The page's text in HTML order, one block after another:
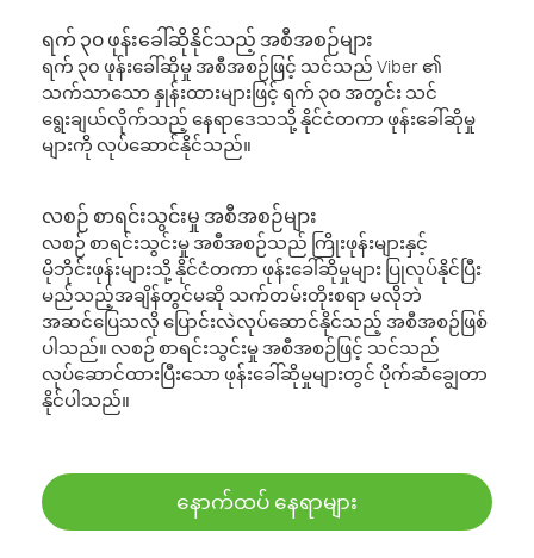
ရက် ၃၀ ဖုန်းခေါ်ဆိုနိုင်သည့် အစီအစဉ်များ
ရက် ၃၀ ဖုန်းခေါ်ဆိုမှု အစီအစဉ်ဖြင့် သင်သည် Viber ၏
သက်သာသော နှုန်းထားများဖြင့် ရက် ၃၀ အတွင်း သင်
ရွေးချယ်လိုက်သည့် နေရာဒေသသို့ နိုင်ငံတကာ ဖုန်းခေါ်ဆိုမှု
များကို လုပ်ဆောင်နိုင်သည်။
လစဉ် စာရင်းသွင်းမှု အစီအစဉ်များ
လစဉ် စာရင်းသွင်းမှု အစီအစဉ်သည် ကြိုးဖုန်းများနှင့်
မိုဘိုင်းဖုန်းများသို့ နိုင်ငံတကာ ဖုန်းခေါ်ဆိုမှုများ ပြုလုပ်နိုင်ပြီး
မည်သည့်အချိန်တွင်မဆို သက်တမ်းတိုးစရာ မလိုဘဲ
အဆင်ပြေသလို ပြောင်းလဲလုပ်ဆောင်နိုင်သည့် အစီအစဉ်ဖြစ်
ပါသည်။ လစဉ် စာရင်းသွင်းမှု အစီအစဉ်ဖြင့် သင်သည်
လုပ်ဆောင်ထားပြီးသော ဖုန်းခေါ်ဆိုမှုများတွင် ပိုက်ဆံချွေတာ
နိုင်ပါသည်။
နောက်ထပ် နေရာများ